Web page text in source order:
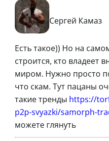
Сергей Камаз
Есть такое)) Но на
строится, кто владеет
миром. Нужно просто
что скам. Тут пацаны
такие тренды https://
p2p-svyazki/samorph-
можете глянуть